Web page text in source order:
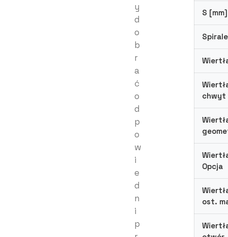
y
d
o
b
r
a
ć
o
d
p
o
w
i
e
d
n
i
p
S [mm]
Spirale
chwyt
Opcja
ost.